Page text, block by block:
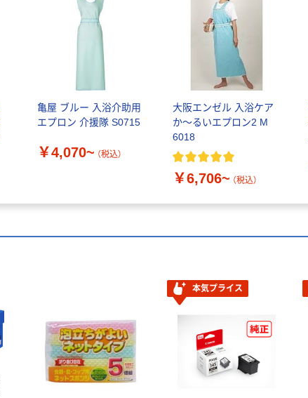
亀屋 ブルー 入浴介助用
エプロン 介援隊 S0715
￥4,070~ （税込）
大阪エンゼル 入浴ケア
か～るいエプロン2 M
6018
￥6,706~ （税込）
本気プライス